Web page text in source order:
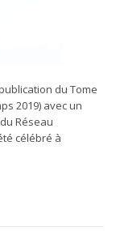
du Tome
2019) avec un
Réseau
célébré à